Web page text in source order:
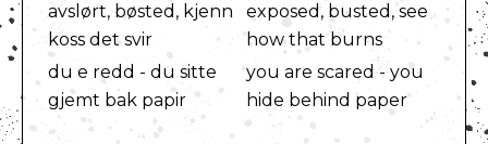
avslørt, bøsted, kjenn
koss det svir
exposed, busted, see
how that burns
du e redd - du sitte
gjemt bak papir
you are scared - you
hide behind paper